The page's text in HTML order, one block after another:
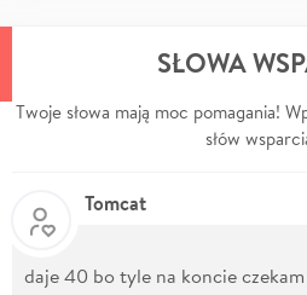
SŁOWA
Twoje słowa mają moc pomagania!
słów
Tomcat
daje 40 bo tyle na koncie